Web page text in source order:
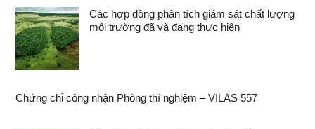
Các hợp đồng phân tích giám sát chất lượng
môi trường đã và đang thực hiện
Chứng chỉ công nhận Phòng thí nghiệm – VILAS 557